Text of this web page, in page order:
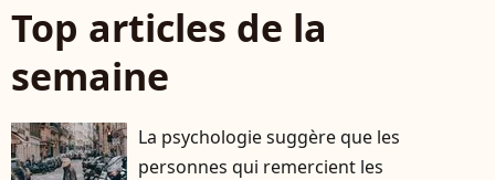
Top articles de la
semaine
La psychologie suggère que les
personnes qui remercient les